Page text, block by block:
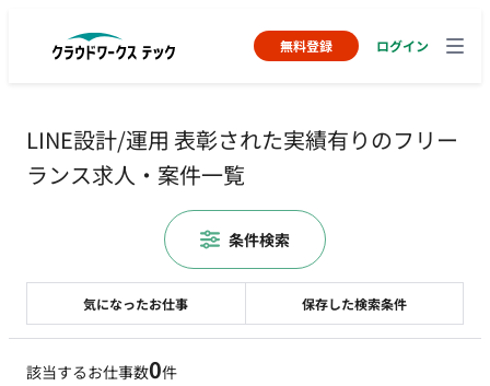
無料登録 ログイン
LINE設計/運用 表彰された実績有りのフリー
ランス求人・案件一覧
該当するお仕事数0件
気になったお仕事 保存した検索条件
条件検索